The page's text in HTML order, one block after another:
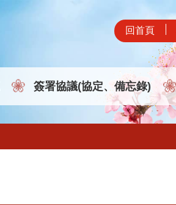
回首頁
簽署協議(協定、備忘錄)